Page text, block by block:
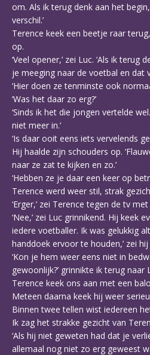
om. Als ik terug denk aan het
verschil.’
Terence keek een beetje raar
op.
‘Veel opener,’ zei Luc. ‘Als ik
je meeging naar de voetbal en dat
‘Hier doen ze tenminste ook
‘Was het daar zo erg?’
‘Sinds ik het die jongen vertelde
niet meer in.’
‘Is daar ooit eens iets vervelends
Hij haalde zijn schouders op.
naar ze zat te kijken en zo.’
‘Hebben ze je daar een keer op
Terence werd weer stil, strak
‘Erger,’ zei Terence tegen de tv
‘Nee,’ zei Luc grinnikend. Hij keek
iedere voetballer. Ik was gelukkig
handdoek ervoor te houden,’ zei
‘Kon je hem weer eens niet in
gewoonlijk?’ grinnikte ik terug naar
Terence keek ons aan met een
Meteen daarna keek hij weer
Binnen twee tellen wist iedereen
Ik zag het strakke gezicht van
‘Als hij niet geweten had dat je
allemaal nog niet zo erg geweest